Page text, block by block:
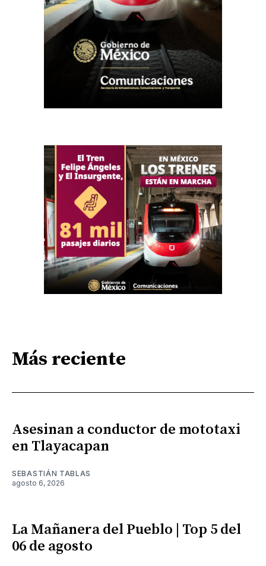
Más reciente
Asesinan a conductor de mototaxi
en Tlayacapan
SEBASTIÁN TABLAS
agosto 6, 2026
La Mañanera del Pueblo | Top 5 del
06 de agosto